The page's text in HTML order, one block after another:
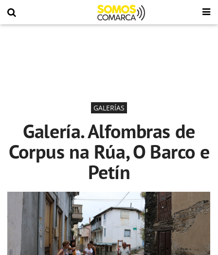
GALERÍAS
Galería. Alfombras de
Corpus na Rúa, O Barco e
Petín